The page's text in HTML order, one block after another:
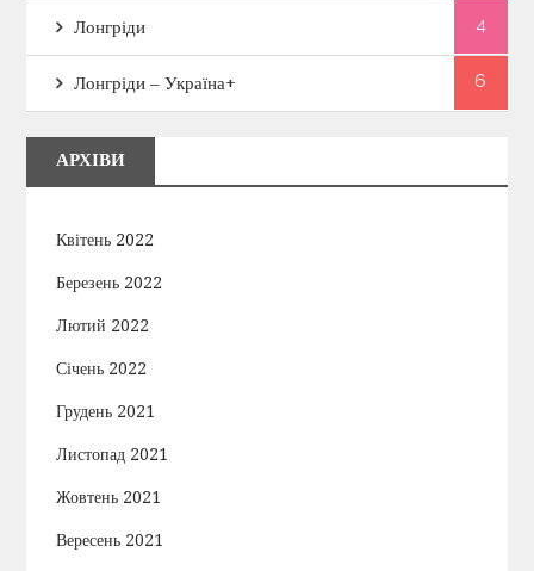
Лонгріди 4
Лонгріди – Україна+ 6
АРХІВИ
Квітень 2022
Березень 2022
Лютий 2022
Січень 2022
Грудень 2021
Листопад 2021
Жовтень 2021
Вересень 2021